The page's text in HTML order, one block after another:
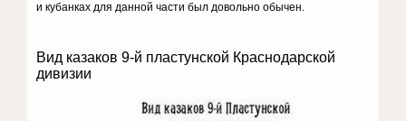
и кубанках для данной части был довольно обычен.
Вид казаков 9-й пластунской Краснодарской
дивизии